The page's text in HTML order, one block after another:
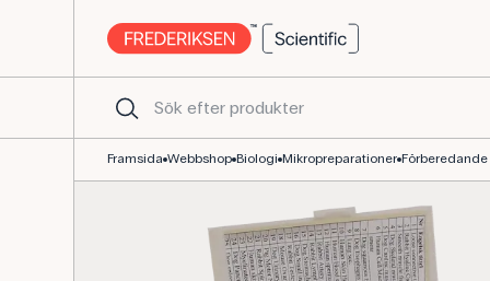
Framsida Webbshop Biologi Mikropreparationer